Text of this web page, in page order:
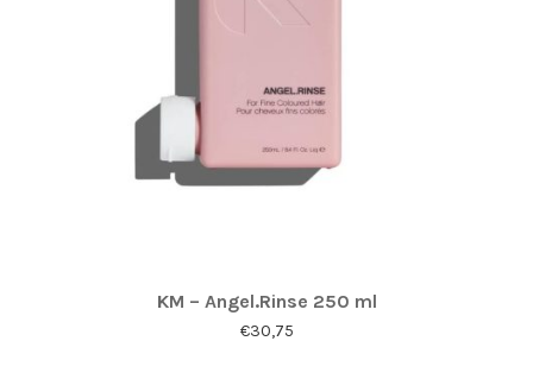
KM – Angel.Rinse 250 ml
€30,75